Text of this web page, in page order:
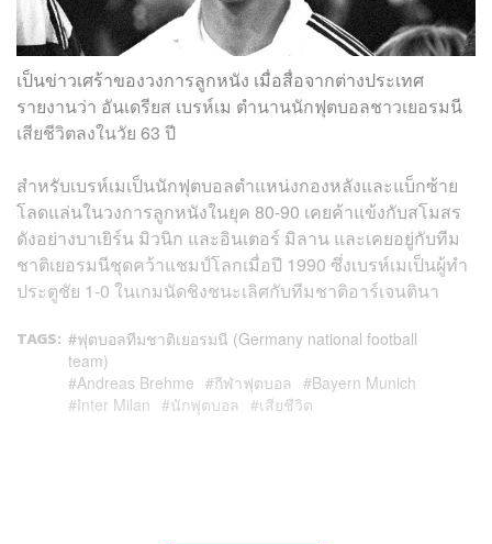
เป็นข่าวเศร้าของวงการลูกหนัง เมื่อสื่อจากต่างประเทศ
รายงานว่า อันเดรียส เบรห์เม ตำนานนักฟุตบอลชาวเยอรมนี
เสียชีวิตลงในวัย 63 ปี
สำหรับเบรห์เมเป็นนักฟุตบอลตำแหน่งกองหลังและแบ็กซ้าย
โลดแล่นในวงการลูกหนังในยุค 80-90 เคยค้าแข้งกับสโมสร
ดังอย่างบาเยิร์น มิวนิก และอินเตอร์ มิลาน และเคยอยู่กับทีม
ชาติเยอรมนีชุดคว้าแชมป์โลกเมื่อปี 1990 ซึ่งเบรห์เมเป็นผู้ทำ
ประตูชัย 1-0 ในเกมนัดชิงชนะเลิศกับทีมชาติอาร์เจนตินา
TAGS:
ฟุตบอลทีมชาติเยอรมนี (Germany national football
team)
Andreas Brehme
กีฬาฟุตบอล
Bayern Munich
Inter Milan
นักฟุตบอล เสียชีวิต